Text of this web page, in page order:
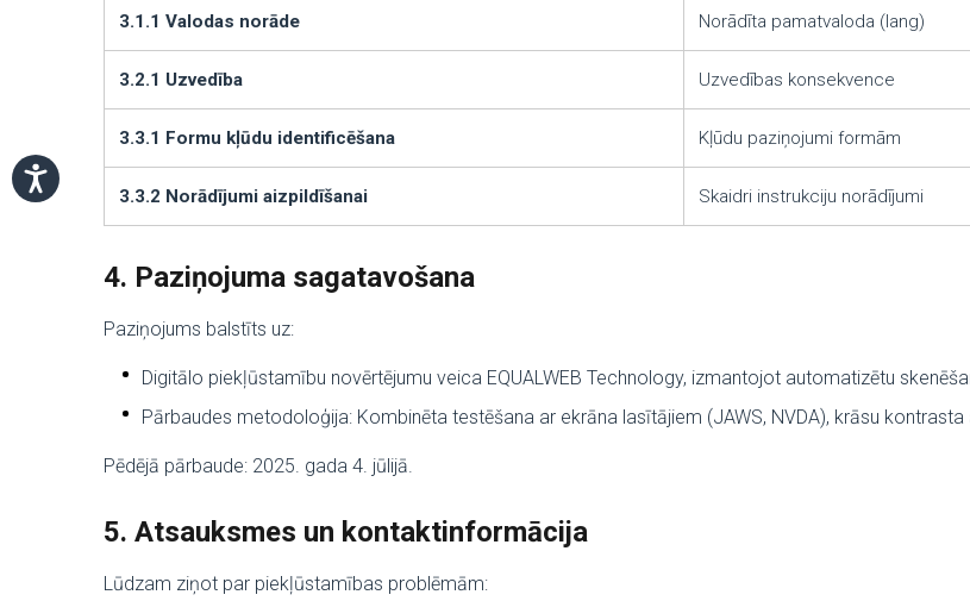
3.1.1 Valodas norāde Norādīta pamatvaloda (lang)
3.2.1 Uzvedība Uzvedības konsekvence
3.3.1 Formu kļūdu identificēšana Kļūdu paziņojumi formām
3.3.2 Norādījumi aizpildīšanai Skaidri instrukciju norādījumi
4. Paziņojuma sagatavošana
Paziņojums balstīts uz:
Digitālo piekļūstamību novērtējumu veica EQUALWEB Technology, izmantojot automatizētu
Pārbaudes metodoloģija: Kombinēta testēšana ar ekrāna lasītājiem (JAWS, NVDA), krāsu
Pēdējā pārbaude: 2025. gada 4. jūlijā.
5. Atsauksmes un kontaktinformācija
Lūdzam ziņot par piekļūstamības problēmām: